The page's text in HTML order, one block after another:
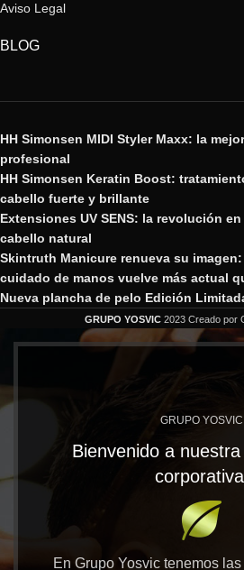
Aviso Legal
BLOG
HH Simonsen MIDI Styler Maxx: la
profesional
HH Simonsen Keratin Boost:
cabello fuerte y brillante
Extensiones UV SENS: la revolución
cabello natural
Skintruth Manicure renueva su
cuidado de manos vuelve más actual
Nueva plancha de pelo Edición
GRUPO YOSVIC 2023 Creado por
GRUPO YOSVIC
Bienvenido a
En Grupo Yosvic tenemos